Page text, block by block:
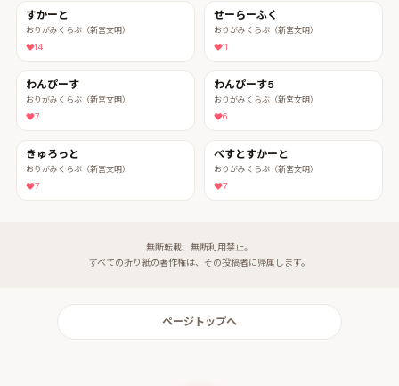
すかーと
おりがみくらぶ（新宮文明）
14
せーらーふく
おりがみくらぶ（新宮文明）
11
わんぴーす
おりがみくらぶ（新宮文明）
7
わんぴーす5
おりがみくらぶ（新宮文明）
6
きゅろっと
おりがみくらぶ（新宮文明）
7
べすとすかーと
おりがみくらぶ（新宮文明）
7
無断転載、無断利用禁止。
すべての折り紙の著作権は、その投稿者に帰属します。
ページトップへ